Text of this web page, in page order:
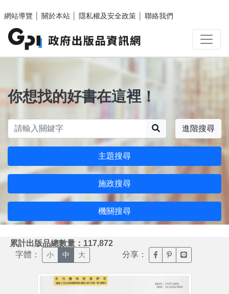
網站導覽
關於本站 隱私權及安全政策 聯絡我們
你想找的好書在這裡！
進階搜尋
主題搜尋
施政搜尋
機關搜尋
累計出版品總數量：117,872
字體： 小 中 大 分享： 臉書分享(另開新視窗)
噗浪分享(另開新
Line分享(另